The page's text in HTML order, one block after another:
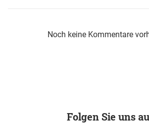
Noch keine Kommentare
Folgen Sie uns